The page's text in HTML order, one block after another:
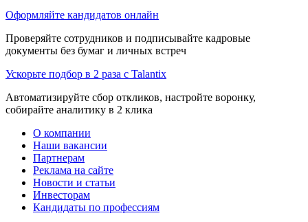
Оформляйте кандидатов онлайн
Проверяйте сотрудников и подписывайте кадровые
документы без бумаг и личных встреч
Ускорьте подбор в 2 раза с Talantix
Автоматизируйте сбор откликов, настройте воронку,
собирайте аналитику в 2 клика
О компании
Наши вакансии
Партнерам
Реклама на сайте
Новости и статьи
Инвесторам
Кандидаты по профессиям